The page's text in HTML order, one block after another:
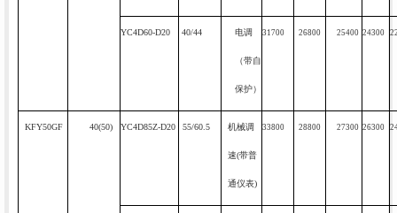
YC4D60-D20 40/44 电调
（带自
保护）
31700 26800 25400 24300
KFY50GF 40(50) YC4D85Z-D20 55/60.5 机械调
速(带普
通仪表)
33800 28800 27300 26300